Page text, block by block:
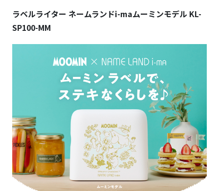
ラベルライター ネームランドi-maムーミンモデル KL-
SP100-MM